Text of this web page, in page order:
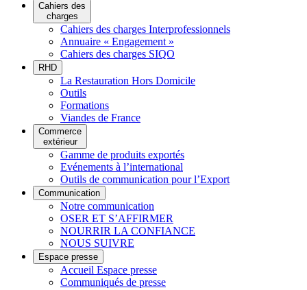
Cahiers des
charges
Cahiers des charges Interprofessionnels
Annuaire « Engagement »
Cahiers des charges SIQO
RHD
La Restauration Hors Domicile
Outils
Formations
Viandes de France
Commerce
extérieur
Gamme de produits exportés
Evénements à l’international
Outils de communication pour l’Export
Communication
Notre communication
OSER ET S’AFFIRMER
NOURRIR LA CONFIANCE
NOUS SUIVRE
Espace presse
Accueil Espace presse
Communiqués de presse